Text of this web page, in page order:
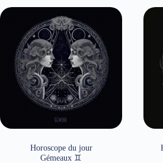
Horoscope du jour
Gémeaux ♊